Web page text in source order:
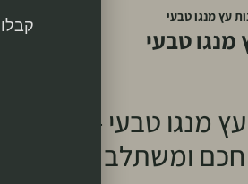
עץ מנגו טבעי – שולחנות
חכם ומשתלב
קבלו